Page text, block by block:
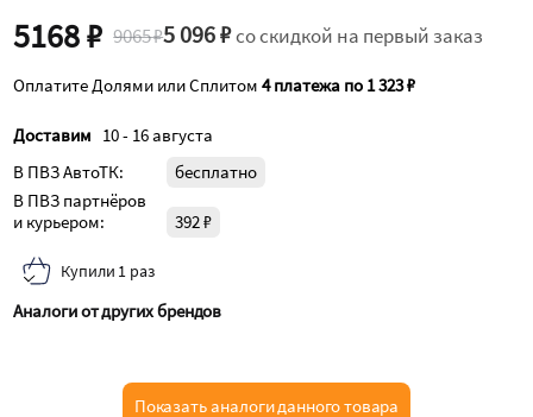
5168 ₽ 9065 ₽5 096 ₽со скидкой на первый заказ
Оплатите Долями или Сплитом4 платежа по 1 323 ₽
Доставим 10 - 16 августа
В ПВЗ АвтоТК:
бесплатно
В ПВЗ партнёров
и курьером:
392 ₽
Купили 1 раз
Аналоги от других брендов
Показать аналоги данного товара